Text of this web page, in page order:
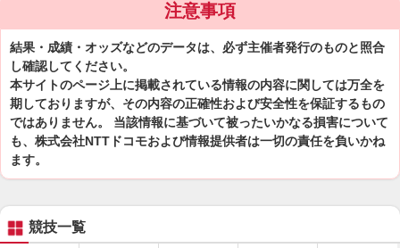
注意事項
結果・成績・オッズなどのデータは、必ず主催者発行のものと照合
し確認してください。
本サイトのページ上に掲載されている情報の内容に関しては万全を
期しておりますが、その内容の正確性および安全性を保証するもの
ではありません。 当該情報に基づいて被ったいかなる損害について
も、株式会社NTTドコモおよび情報提供者は一切の責任を負いかね
ます。
競技一覧